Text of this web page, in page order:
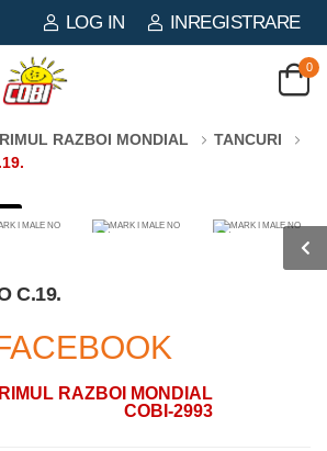
LOG IN INREGISTRARE
0
RAZBOI MONDIAL
TANCURI
C.19.
RAZBOI MONDIAL
COBI-2993